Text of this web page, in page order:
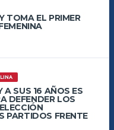
TOMA EL PRIMER
SUS 16 AÑOS ES
DEFENDER LOS
PARTIDOS FRENTE